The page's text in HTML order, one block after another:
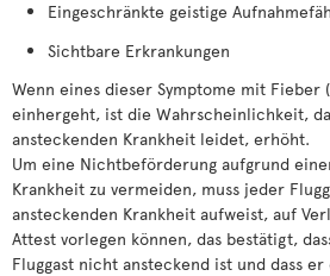
Eingeschränkte geistige
Sichtbare Erkrankungen
Wenn eines dieser Symptome mit Fieber
einhergeht, ist die Wahrscheinlichkeit,
ansteckenden Krankheit leidet, erhöht.
Um eine Nichtbeförderung aufgrund
Krankheit zu vermeiden, muss jeder
ansteckenden Krankheit aufweist, auf
Attest vorlegen können, das bestätigt,
Fluggast nicht ansteckend ist und dass